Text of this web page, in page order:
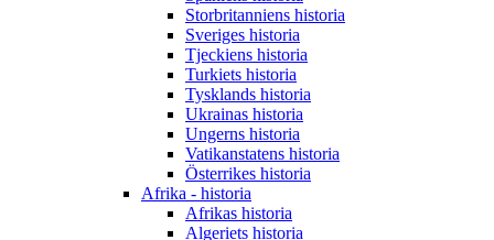
Storbritanniens historia
Sveriges historia
Tjeckiens historia
Turkiets historia
Tysklands historia
Ukrainas historia
Ungerns historia
Vatikanstatens historia
Österrikes historia
Afrika - historia
Afrikas historia
Algeriets historia